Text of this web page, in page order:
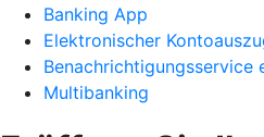
Banking App
Elektronischer
Benachrichtigungsservice
Multibanking